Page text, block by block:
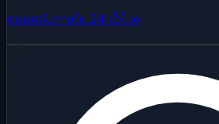
ตอบกลับภายใน 24 ชั่วโมง